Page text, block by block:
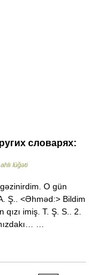
словарях:
lüğəti
O gün
Ş.. <Əhməd:> Bildim
imiş. T. Ş. S.. 2.
…